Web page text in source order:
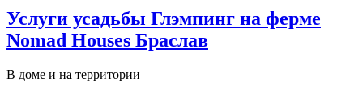
Услуги усадьбы Глэмпинг на ферме
Nomad Houses Браслав
В доме и на территории